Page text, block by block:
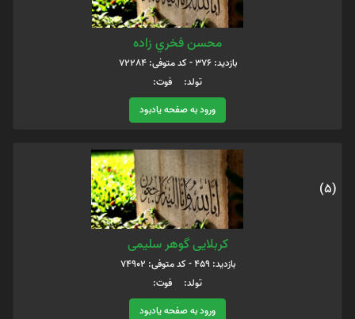
محسن فخري زاده
بازدید: 376 - کد متوفی: 72284
تولد: فوت:
ورود به صفحه یادبود
(5)
کربلایی گوهر سلیمی
بازدید: 459 - کد متوفی: 74902
تولد: فوت:
ورود به صفحه یادبود